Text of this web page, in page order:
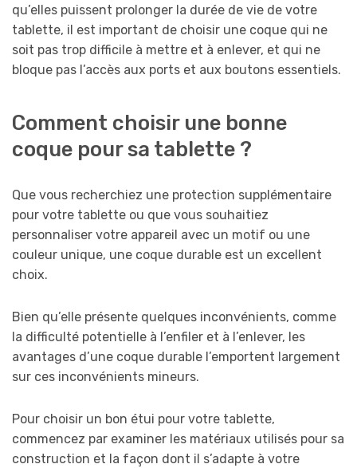
qu’elles puissent prolonger la durée de vie de votre
tablette, il est important de choisir une coque qui ne
soit pas trop difficile à mettre et à enlever, et qui ne
bloque pas l’accès aux ports et aux boutons essentiels.
Comment choisir une bonne
coque pour sa tablette ?
Que vous recherchiez une protection supplémentaire
pour votre tablette ou que vous souhaitiez
personnaliser votre appareil avec un motif ou une
couleur unique, une coque durable est un excellent
choix.
Bien qu’elle présente quelques inconvénients, comme
la difficulté potentielle à l’enfiler et à l’enlever, les
avantages d’une coque durable l’emportent largement
sur ces inconvénients mineurs.
Pour choisir un bon étui pour votre tablette,
commencez par examiner les matériaux utilisés pour sa
construction et la façon dont il s’adapte à votre